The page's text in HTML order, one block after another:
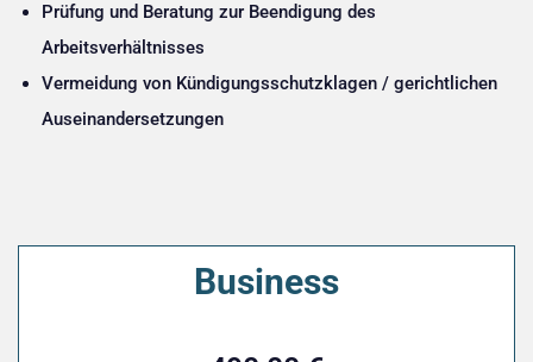
Prüfung und Beratung zur Beendigung des
Arbeitsverhältnisses
Vermeidung von Kündigungsschutzklagen / gerichtlichen
Auseinandersetzungen
Business